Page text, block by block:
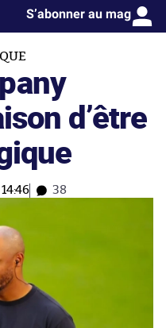
S’abonner au mag
d’être
38